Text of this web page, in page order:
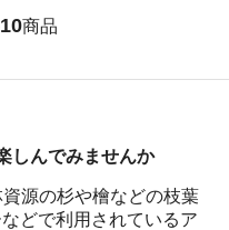
10商品
しんでみませんか
源の杉や檜などの枝葉
どで利用されているア